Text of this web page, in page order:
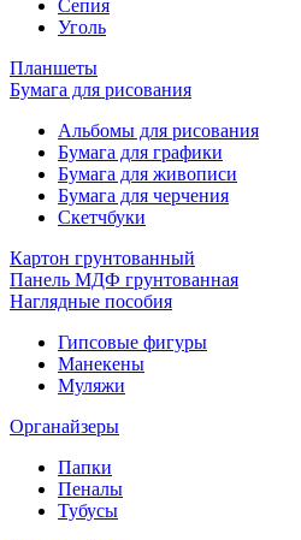
Сепия
Уголь
Планшеты
Бумага для рисования
Альбомы для рисования
Бумага для графики
Бумага для живописи
Бумага для черчения
Скетчбуки
Картон грунтованный
Панель МДФ грунтованная
Наглядные пособия
Гипсовые фигуры
Манекены
Муляжи
Органайзеры
Папки
Пеналы
Тубусы